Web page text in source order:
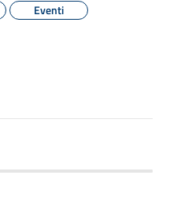
Eventi